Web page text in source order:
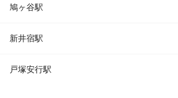
鳩ヶ谷駅
新井宿駅
戸塚安行駅